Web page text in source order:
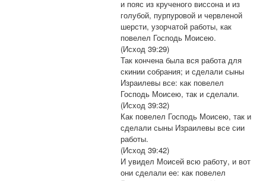
и пояс из крученого виссона и из
голубой, пурпуровой и червленой
шерсти, узорчатой работы, как
повелел Господь Моисею.
(Исход 39:29)
Так кончена была вся работа для
скинии собрания; и сделали сыны
Израилевы все: как повелел
Господь Моисею, так и сделали.
(Исход 39:32)
Как повелел Господь Моисею, так и
сделали сыны Израилевы все сии
работы.
(Исход 39:42)
И увидел Моисей всю работу, и вот
они сделали ее: как повелел